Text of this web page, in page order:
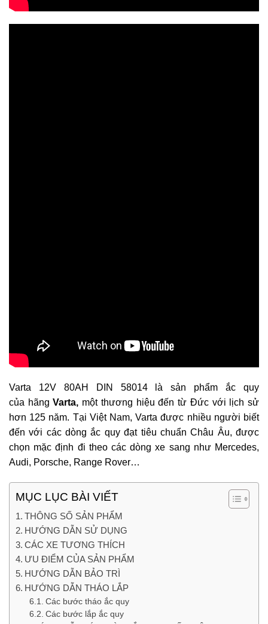
Varta 12V 80AH DIN 58014 là sản phẩm ắc quy
của hãngVarta, một thương hiệu đến từ Đức với lịch sử
hơn 125 năm. Tại Việt Nam, Varta được nhiều người biết
đến với các dòng ắc quy đạt tiêu chuẩn Châu Âu, được
chọn mặc định đi theo các dòng xe sang như Mercedes,
Audi, Porsche, Range Rover…
MỤC LỤC BÀI VIẾT
THÔNG SỐ SẢN PHẨM
HƯỚNG DẪN SỬ DỤNG
CÁC XE TƯƠNG THÍCH
ƯU ĐIỂM CỦA SẢN PHẨM
HƯỚNG DẪN BẢO TRÌ
HƯỚNG DẪN THÁO LẮP
Các bước tháo ắc quy
Các bước lắp ắc quy